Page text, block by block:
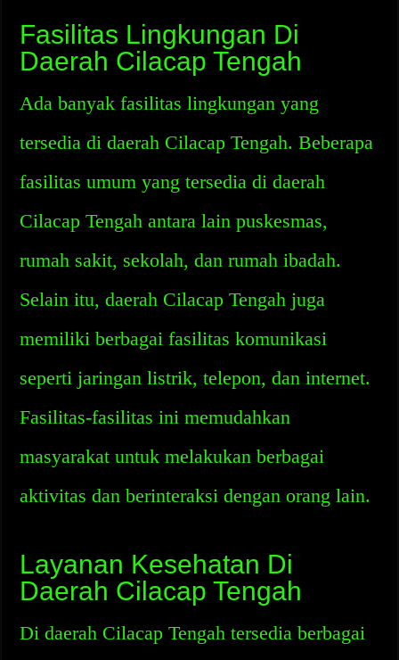
Fasilitas Lingkungan Di
Daerah Cilacap Tengah
Ada banyak fasilitas lingkungan yang
tersedia di daerah Cilacap Tengah. Beberapa
fasilitas umum yang tersedia di daerah
Cilacap Tengah antara lain puskesmas,
rumah sakit, sekolah, dan rumah ibadah.
Selain itu, daerah Cilacap Tengah juga
memiliki berbagai fasilitas komunikasi
seperti jaringan listrik, telepon, dan internet.
Fasilitas-fasilitas ini memudahkan
masyarakat untuk melakukan berbagai
aktivitas dan berinteraksi dengan orang lain.
Layanan Kesehatan Di
Daerah Cilacap Tengah
Di daerah Cilacap Tengah tersedia berbagai